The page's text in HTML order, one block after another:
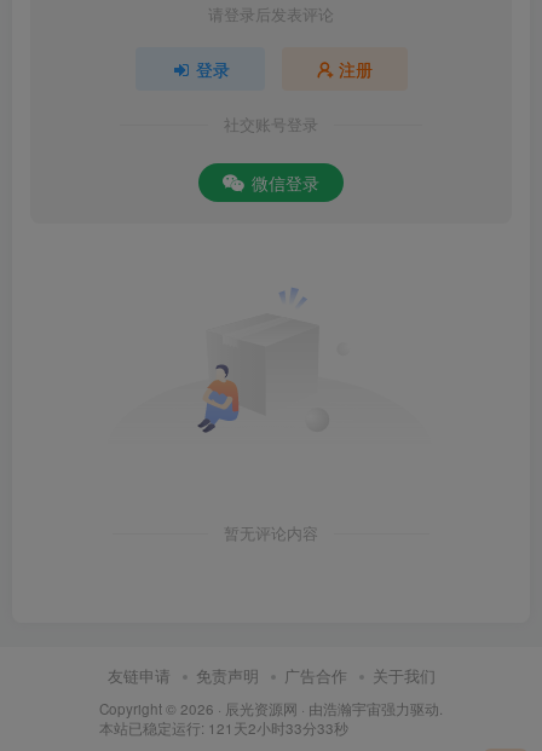
请登录后发表评论
登录 注册
社交账号登录
微信登录
暂无评论内容
友链申请 免责声明 广告合作 关于我们
Copyright © 2026 · 辰光资源网 · 由浩瀚宇宙强力驱动.
本站已稳定运行: 121天2小时33分34秒